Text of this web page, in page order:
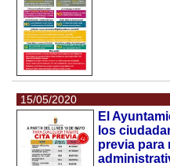
15/05/2020
El
los
previa para